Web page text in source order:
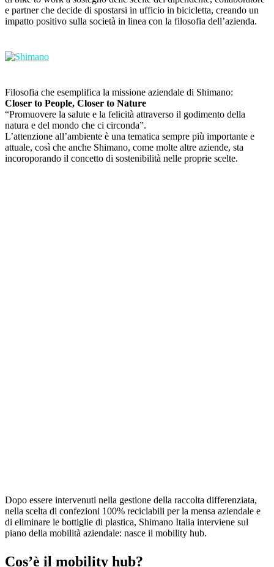
e partner che decide di spostarsi in ufficio in bicicletta, creando un
impatto positivo sulla società in linea con la filosofia dell’azienda.
Filosofia che esemplifica la missione aziendale di Shimano:
Closer to People, Closer to Nature
“Promuovere la salute e la felicità attraverso il godimento della
natura e del mondo che ci circonda”.
L’attenzione all’ambiente è una tematica sempre più importante e
attuale, così che anche Shimano, come molte altre aziende, sta
incoroporando il concetto di sostenibilità nelle proprie scelte.
Dopo essere intervenuti nella gestione della raccolta differenziata,
nella scelta di confezioni 100% reciclabili per la mensa aziendale e
di eliminare le bottiglie di plastica, Shimano Italia interviene sul
piano della mobilità aziendale: nasce il mobility hub.
Cos’è il mobility hub?